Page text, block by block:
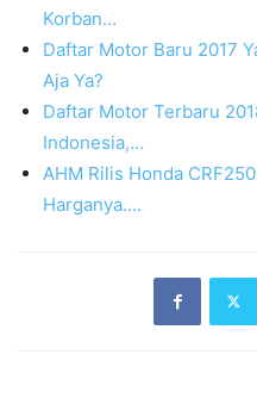
Korban…
Daftar Motor Baru 2017
Aja Ya?
Daftar Motor Terbaru
Indonesia,…
AHM Rilis Honda
Harganya....